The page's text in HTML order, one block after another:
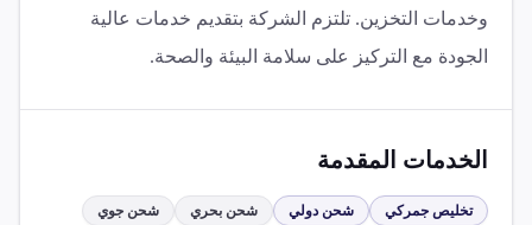
وخدمات التخزين. تلتزم الشركة بتقديم خدمات عالية
الجودة مع التركيز على سلامة البيئة والصحة.
الخدمات المقدمة
تخليص جمركي شحن دولي شحن بحري
شحن جوي